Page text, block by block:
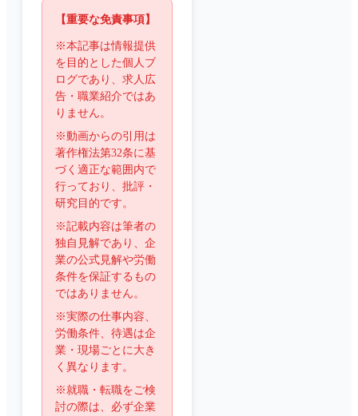
【重要な免責事項】
※本記事は情報提供
を目的とした個人ブ
ログであり、求人広
告・職業紹介ではあ
りません。
※動画からの引用は
著作権法第32条に基
づく適正な範囲内で
行っており、批評・
研究目的です。
※記載内容は筆者の
独自見解であり、企
業の公式見解や労働
条件を保証するもの
ではありません。
※実際の仕事内容、
労働条件、待遇は企
業・現場ごとに大き
く異なります。
※就職・転職をご検
討の際は、必ず企業